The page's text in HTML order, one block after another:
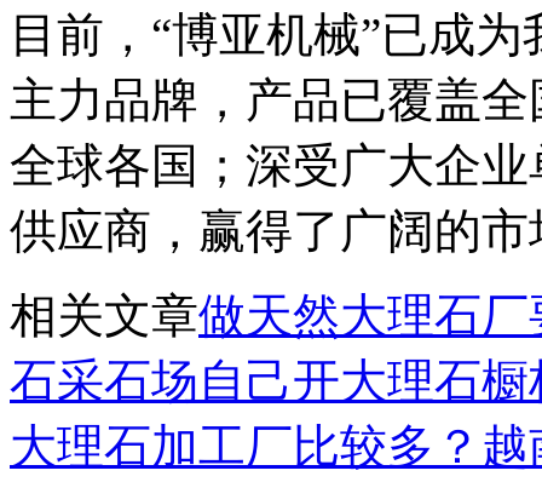
目前，“博亚机械”已成
主力品牌，产品已覆盖
全球各国；深受广大企
供应商，赢得了广阔的市
相关文章做天然大理石
石采石场自己开大理石
大理石加工厂比较多？ 越